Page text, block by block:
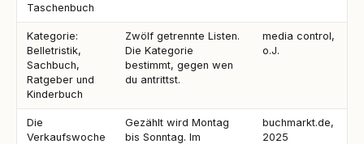
Taschenbuch
Kategorie:
Belletristik,
Sachbuch,
Ratgeber und
Kinderbuch
Zwölf getrennte Listen.
Die Kategorie
bestimmt, gegen wen
du antrittst.
media control,
o.J.
Die
Verkaufswoche
Gezählt wird Montag
bis Sonntag. Im
buchmarkt.de,
2025